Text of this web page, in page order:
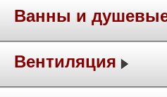
Ванны и
Вентиляция